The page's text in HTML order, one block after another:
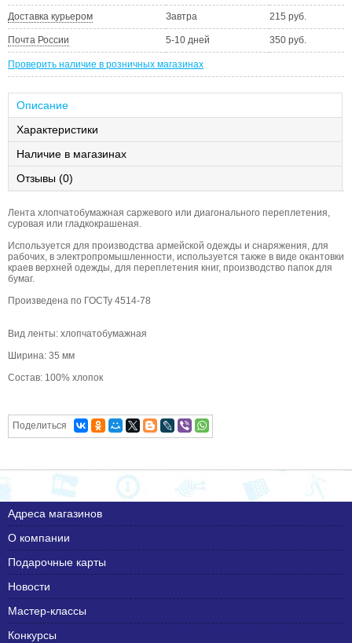
Доставка курьером Завтра 215 руб.
Почта России 5-10 дней 350 руб.
Проверить наличие в розничных магазинах
Описание
Характеристики
Наличие в магазинах
Отзывы (0)
Лента хлопчатобумажная саржевого или диагонального переплетения,
суровая или гладкокрашеная.
Используется для производства армейской одежды и снаряжения, для
рабочих, в электропромышленности, используется также в виде окантовки
краев верхней одежды, для переплетения книг, производство папок для
бумаг.
Произведена по ГОСТу 4514-78
Вид ленты: хлопчатобумажная
Ширина: 35 мм
Состав: 100% хлопок
Поделиться
Адреса магазинов
О компании
Подарочные карты
Новости
Мастер-классы
Конкурсы